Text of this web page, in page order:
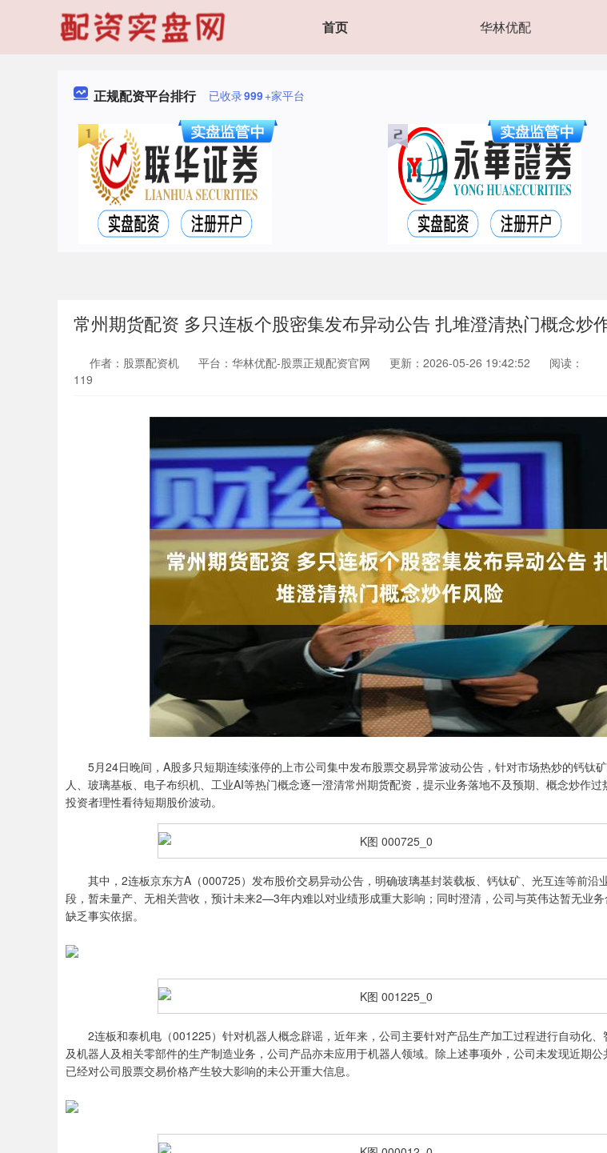
首页 华林优配
正规配资平台排行 已收录999+家平台
常州期货配资 多只连板个股密集发布异动公告 扎堆澄清热门概念炒
作者：股票配资机 平台：华林优配-股票正规配资官网 更新：2026-05-26 19:42:52
阅读：
119
5月24日晚间，A股多只短期连续涨停的上市公司集中发布股票交易异常波动公告，针对市场热炒的钙钛
人、玻璃基板、电子布织机、工业AI等热门概念逐一澄清常州期货配资，提示业务落地不及预期、概念炒作过
投资者理性看待短期股价波动。
其中，2连板京东方A（000725）发布股价交易异动公告，明确玻璃基封装载板、钙钛矿、光互连等前沿
段，暂未量产、无相关营收，预计未来2—3年内难以对业绩形成重大影响；同时澄清，公司与英伟达暂无业
缺乏事实依据。
2连板和泰机电（001225）针对机器人概念辟谣，近年来，公司主要针对产品生产加工过程进行自动化、
及机器人及相关零部件的生产制造业务，公司产品亦未应用于机器人领域。除上述事项外，公司未发现近期
已经对公司股票交易价格产生较大影响的未公开重大信息。